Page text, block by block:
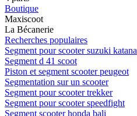
Boutique
Maxiscoot
La Bécanerie
Recherches populaires
Segment pour scooter suzuki katana
Segment d 41 scoot
Piston et segment scooter peugeot
Segmentation sur un scooter
Segment pour scooter trekker
Segment pour scooter speedfight
Segment scooter honda bali